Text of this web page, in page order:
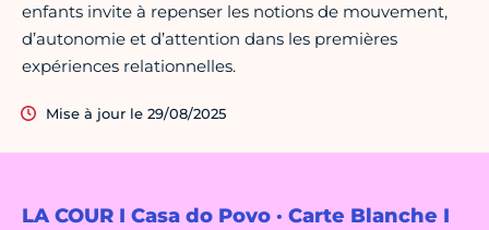
LA COUR I Casa do Povo · Carte Blanche I
enfants invite à repenser les notions de mouvement,
d’autonomie et d’attention dans les premières
expériences relationnelles.
Mise à jour le 29/08/2025